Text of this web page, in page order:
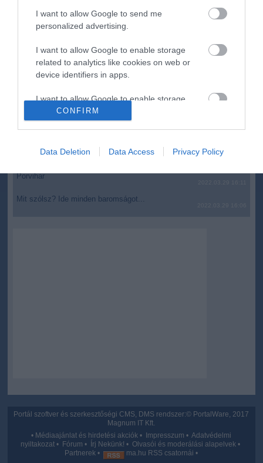
I want to allow Google to send me
personalized advertising.
I want to allow Google to enable storage
related to analytics like cookies on web or
device identifiers in apps.
I want to allow Google to enable storage
related to functionality of the website or app.
related to personalization.
I want to allow Google to enable storage
functionality and fraud prevention, and other
CONFIRM
Data Deletion Data Access Privacy Policy
Nem is olyan egészséges a népszerű banán?
Tanár Úr gyere, mindjárt lesz Lillád!
AZ IGAZSÁG SOHA NEM KÉSŐ
JólVanna
Porvihar
Mit szólsz? Ide minden baromságot...
Portál szoftver és szerkesztőségi CMS, DMS rendszer:© PortalWare, 2017
Magnum IT Kft.
• Médiaajánlat és hirdetési akciók • Impresszum •Adatvédelmi
nyiltakozat • Fórum • Írj Nekünk! •Olvasói és moderálási alapelvek •
Partnerek • ma.hu RSS csatornái •